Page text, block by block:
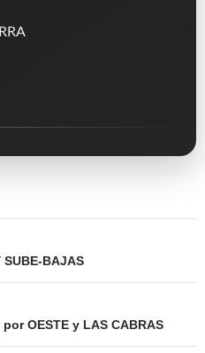
SUBE-BAJAS
OESTE y LAS CABRAS